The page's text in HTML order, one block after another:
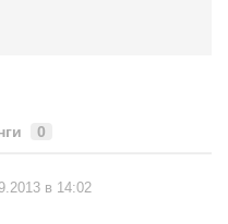
0
в 14:02